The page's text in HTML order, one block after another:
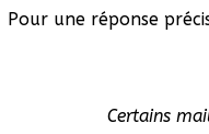
Pour une réponse
Certains